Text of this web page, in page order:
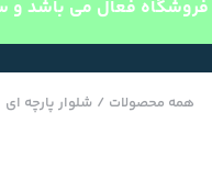
فروشگاه فعال می باشد و
همه محصولات / شلوار پارچه ای